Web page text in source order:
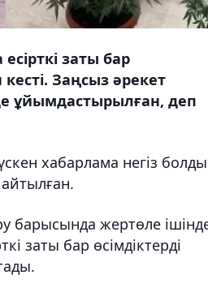
заты бар
Заңсыз әрекет
ұйымдастырылған, деп
хабарлама негіз
айтылған.
барысында жертөле
заты бар өсімдіктерді